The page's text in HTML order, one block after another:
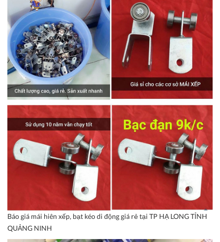
Báo giá mái hiên xếp, bạt kéo di động giá rẻ tại TP HẠ LONG TỈNH
QUẢNG NINH